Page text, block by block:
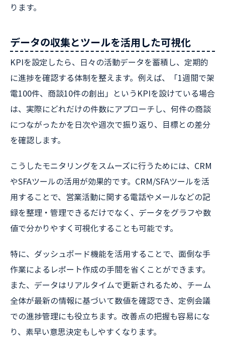
ります。
データの収集とツールを活用した可視化
KPIを設定したら、日々の活動データを蓄積し、定期的
に進捗を確認する体制を整えます。例えば、「1週間で架
電100件、商談10件の創出」というKPIを設けている場合
は、実際にどれだけの件数にアプローチし、何件の商談
につながったかを日次や週次で振り返り、目標との差分
を確認します。
こうしたモニタリングをスムーズに行うためには、CRM
やSFAツールの活用が効果的です。CRM/SFAツールを活
用することで、営業活動に関する電話やメールなどの記
録を整理・管理できるだけでなく、データをグラフや数
値で分かりやすく可視化することも可能です。
特に、ダッシュボード機能を活用することで、面倒な手
作業によるレポート作成の手間を省くことができます。
また、データはリアルタイムで更新されるため、チーム
全体が最新の情報に基づいて数値を確認でき、定例会議
での進捗管理にも役立ちます。改善点の把握も容易にな
り、素早い意思決定もしやすくなります。